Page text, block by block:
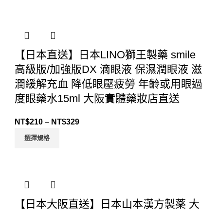
【日本直送】日本LINO獅王製藥 smile
高級版/加強版DX 滴眼液 保濕潤眼液 滋
潤緩解充血 降低眼壓疲勞 年齡或用眼過
度眼藥水15ml 大阪實體藥妝店直送
NT$210 – NT$329
選擇規格
【日本大阪直送】日本山本漢方製薬 大